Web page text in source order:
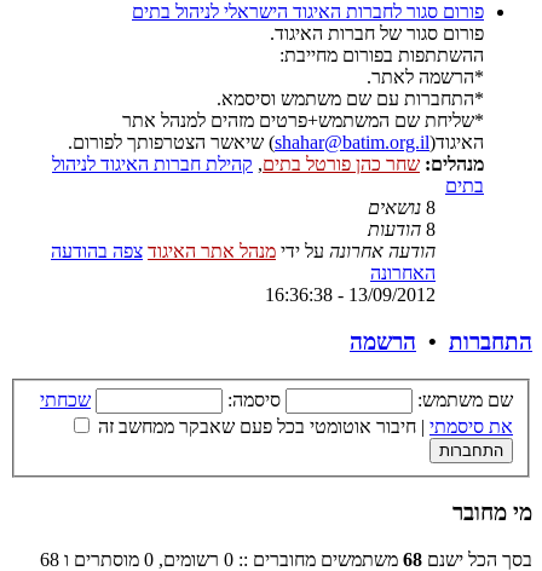
פורום סגור לחברות האיגוד הישראלי לניהול בתים
פורום סגור של חברות האיגוד.
ההשתתפות בפורום מחייבת:
*הרשמה לאתר.
*התחברות עם שם משתמש וסיסמא.
*שליחת שם המשתמש+פרטים מזהים למנהל אתר
האיגוד(shahar@batim.org.il) שיאשר הצטרפותך לפורום.
מנהלים: שחר כהן פורטל בתים, קהילת חברות האיגוד לניהול
בתים
8 נושאים
8 הודעות
הודעה אחרונה על ידי מנהל אתר האיגוד צפה בהודעה
האחרונה
13/09/2012 - 16:36:38
התחברות • הרשמה
שם משתמש: סיסמה:
שכחתי
את סיסמתי | חיבור אוטומטי בכל פעם שאבקר ממחשב זה
מי מחובר
בסך הכל ישנם 68
משתמשים מחוברים :: 0 רשומים, 0 מוסתרים ו 68